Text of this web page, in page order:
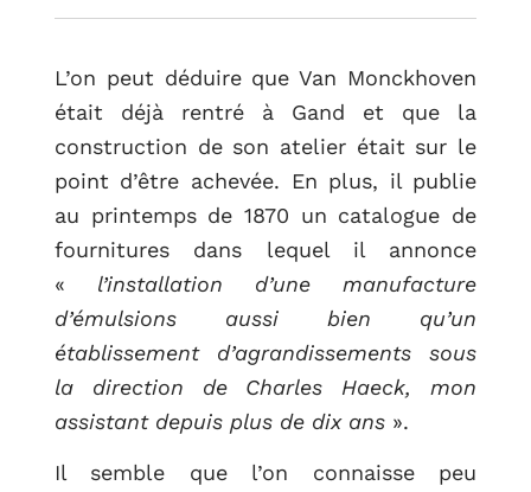
L’on peut déduire que Van Monckhoven
était déjà rentré à Gand et que la
construction de son atelier était sur le
point d’être achevée. En plus, il publie
au printemps de 1870 un catalogue de
fournitures dans lequel il annonce
« l’installation d’une manufacture
d’émulsions aussi bien qu’un
établissement d’agrandissements sous
la direction de Charles Haeck, mon
assistant depuis plus de dix ans».
Il semble que l’on connaisse peu